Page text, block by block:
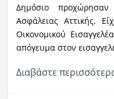
Κόσμος
Ραδιόφωνο
Δημόσιο προχώρησαν
Ασφάλειας Αττικής.
Οικονομικού
απόγευμα στον
Διαβάστε